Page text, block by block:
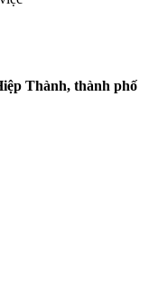
Thành, thành phố